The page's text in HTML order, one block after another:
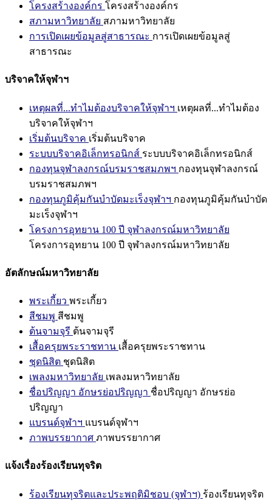
โครงสร้างองค์กร โครงสร้างองค์กร
สภามหาวิทยาลัย สภามหาวิทยาลัย
การเปิดเผยข้อมูลสู่สาธารณะ การเปิดเผยข้อมูลสู่
สาธารณะ
บริจาคให้จุฬาฯ
เหตุผลที่...ทำไมต้องบริจาคให้จุฬาฯ เหตุผลที่...ทำไมต้อง
บริจาคให้จุฬาฯ
เริ่มต้นบริจาค เริ่มต้นบริจาค
ระบบบริจาคอิเล็กทรอนิกส์ ระบบบริจาคอิเล็กทรอนิกส์
กองทุนจุฬาลงกรณ์บรมราชสมภพฯ กองทุนจุฬาลงกรณ์
บรมราชสมภพฯ
กองทุนภูมิคุ้มกันบำบัดมะเร็งจุฬาฯ กองทุนภูมิคุ้มกันบำบัด
มะเร็งจุฬาฯ
โครงการอุทยาน 100 ปี จุฬาลงกรณ์มหาวิทยาลัย
โครงการอุทยาน 100 ปี จุฬาลงกรณ์มหาวิทยาลัย
อัตลักษณ์มหาวิทยาลัย
พระเกี้ยว พระเกี้ยว
สีชมพู สีชมพู
ต้นจามจุรี ต้นจามจุรี
เสื้อครุยพระราชทาน เสื้อครุยพระราชทาน
ชุดนิสิต ชุดนิสิต
เพลงมหาวิทยาลัย เพลงมหาวิทยาลัย
ชื่อปริญญา อักษรย่อปริญญา ชื่อปริญญา อักษรย่อ
ปริญญา
แบรนด์จุฬาฯ แบรนด์จุฬาฯ
ภาพบรรยากาศ ภาพบรรยากาศ
แจ้งเรื่องร้องเรียนทุจริต
ร้องเรียนทุจริตและประพฤติมิชอบ (จุฬาฯ) ร้องเรียนทุจริต